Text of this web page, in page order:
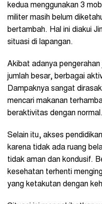
kedua menggunakan 3
militer masih belum
bertambah. Hal ini diakui
situasi di lapangan.
Akibat adanya
jumlah besar, berbagai
Dampaknya sangat
mencari makanan
beraktivitas dengan normal.
Selain itu, akses
karena tidak ada ruang
tidak aman dan kondusif.
kesehatan terhenti
yang ketakutan dengan